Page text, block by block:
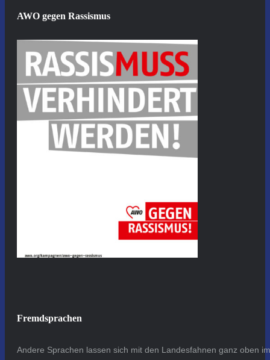
AWO gegen Rassismus
Fremdsprachen
Andere Sprachen lassen sich mit den Landesfahnen ganz oben